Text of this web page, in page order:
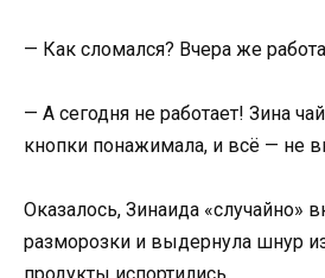
— Как сломался? Вчера же
— А сегодня не работает! Зина
кнопки понажимала, и всё — не
Оказалось, Зинаида «случайно»
разморозки и выдернула шнур